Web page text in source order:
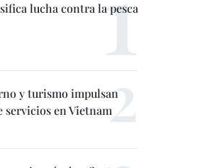
lucha contra la pesca
y turismo impulsan
servicios en Vietnam